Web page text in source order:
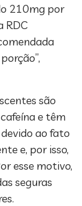
210mg por
RDC
são
e têm
ao fato
e, por isso,
esse motivo,
seguras